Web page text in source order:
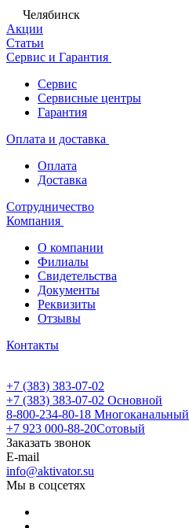
Челябинск
Акции
Статьи
Сервис и Гарантия
Сервис
Сервисные центры
Гарантия
Оплата и доставка
Оплата
Доставка
Сотрудничество
Компания
О компании
Филиалы
Свидетельства
Документы
Реквизиты
Отзывы
Контакты
+7 (383) 383-07-02
+7 (383) 383-07-02 Основной
8-800-234-80-18 Многоканальный
+7 923 000-88-20Сотовый
Заказать звонок
E-mail
info@aktivator.su
Мы в соцсетях